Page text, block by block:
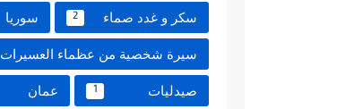
سكر و غدد صماء 2 سوريا
سيرة شخصية من عظماء العسيرات
صيدليات 1 عمان